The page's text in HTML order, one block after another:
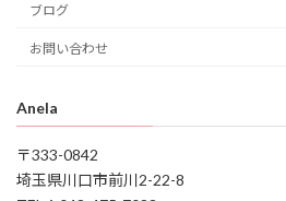
ブログ
お問い合わせ
Anela
〒333-0842
埼玉県川口市前川2-22-8